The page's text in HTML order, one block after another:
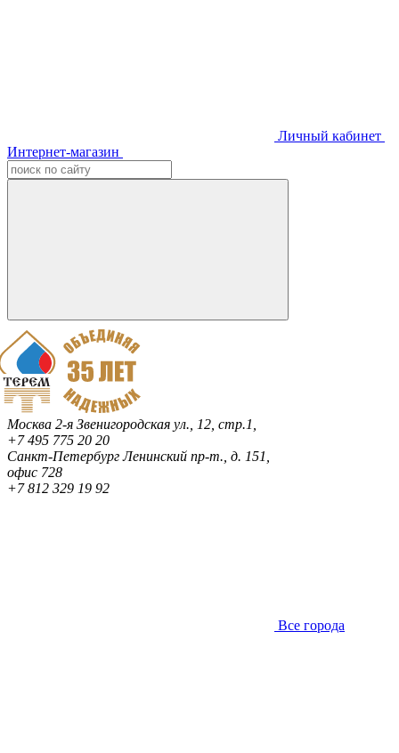
Личный кабинет
Интернет-магазин
Москва 2-я Звенигородская ул., 12, стр.1,
+7 495 775 20 20
Санкт-ПетербургЛенинский пр-т., д. 151,
офис 728
+7 812 329 19 92
Все города